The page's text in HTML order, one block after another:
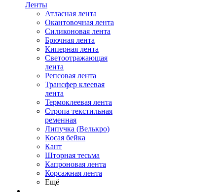
Ленты
Атласная лента
Окантовочная лента
Силиконовая лента
Брючная лента
Киперная лента
Светоотражающая
лента
Репсовая лента
Трансфер клеевая
лента
Термоклеевая лента
Стропа текстильная
ременная
Липучка (Велькро)
Косая бейка
Кант
Шторная тесьма
Капроновая лента
Корсажная лента
Ещё